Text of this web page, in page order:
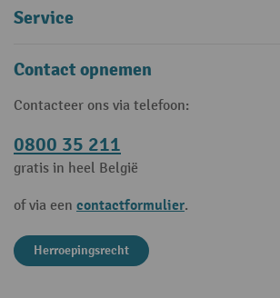
Service
Contact opnemen
Contacteer ons via telefoon:
0800 35 211
gratis in heel België
of via een contactformulier.
Herroepingsrecht